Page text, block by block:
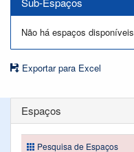
Não há espaços disponíveis
Exportar para Excel
Espaços
Pesquisa de Espaços